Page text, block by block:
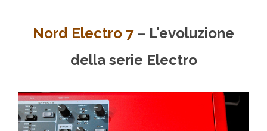
Nord Electro 7 – L'evoluzione
della serie Electro